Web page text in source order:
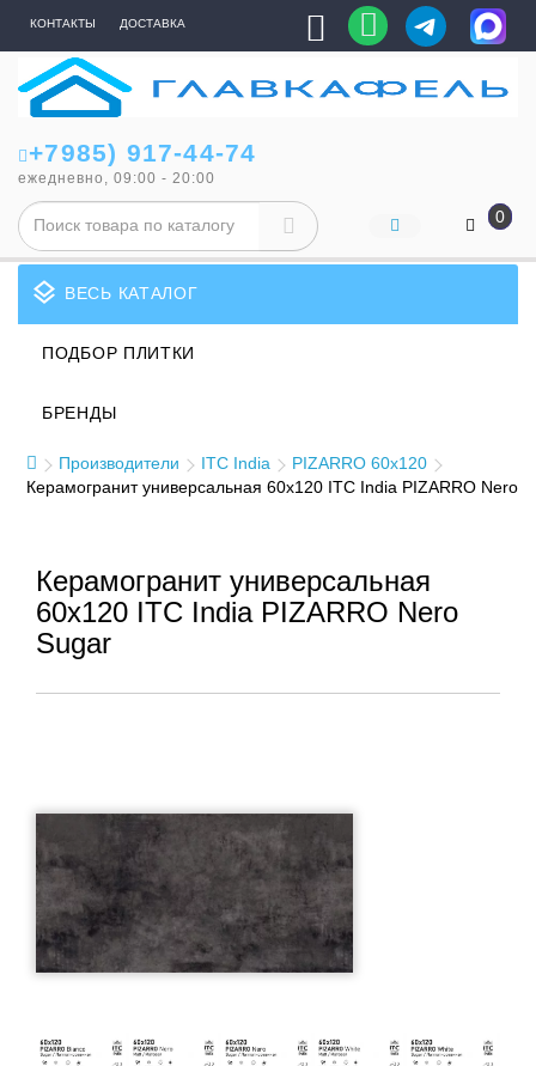
КОНТАКТЫ ДОСТАВКА
+7985) 917-44-74
ежедневно, 09:00 - 20:00
0
layers ВЕСЬ КАТАЛОГ
ПОДБОР ПЛИТКИ
БРЕНДЫ
Производители ITC India
PIZARRO 60x120
Керамогранит универсальная 60x120 ITC India PIZARRO Nero
Керамогранит универсальная
60x120 ITC India PIZARRO Nero
Sugar